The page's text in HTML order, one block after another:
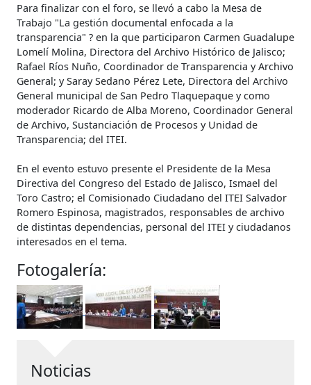
Para finalizar con el foro, se llevó a cabo la Mesa de
Trabajo "La gestión documental enfocada a la
transparencia" ? en la que participaron Carmen Guadalupe
Lomelí Molina, Directora del Archivo Histórico de Jalisco;
Rafael Ríos Nuño, Coordinador de Transparencia y Archivo
General; y Saray Sedano Pérez Lete, Directora del Archivo
General municipal de San Pedro Tlaquepaque y como
moderador Ricardo de Alba Moreno, Coordinador General
de Archivo, Sustanciación de Procesos y Unidad de
Transparencia; del ITEI.
En el evento estuvo presente el Presidente de la Mesa
Directiva del Congreso del Estado de Jalisco, Ismael del
Toro Castro; el Comisionado Ciudadano del ITEI Salvador
Romero Espinosa, magistrados, responsables de archivo
de distintas dependencias, personal del ITEI y ciudadanos
interesados en el tema.
Fotogalería:
Noticias